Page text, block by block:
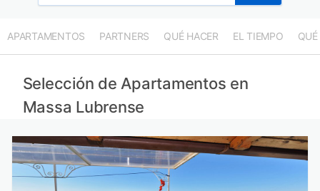
APARTAMENTOS PARTNERS QUÉ HACER EL TIEMPO QUÉ
Selección de Apartamentos en
Massa Lubrense